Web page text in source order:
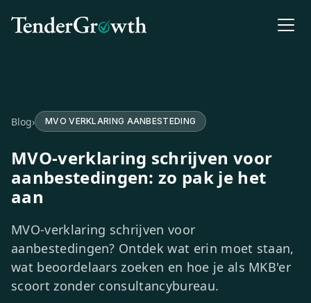
Blog› MVO VERKLARING AANBESTEDING
MVO-verklaring schrijven voor
aanbestedingen: zo pak je het
aan
MVO-verklaring schrijven voor
aanbestedingen? Ontdek wat erin moet staan,
wat beoordelaars zoeken en hoe je als MKB'er
scoort zonder consultancybureau.